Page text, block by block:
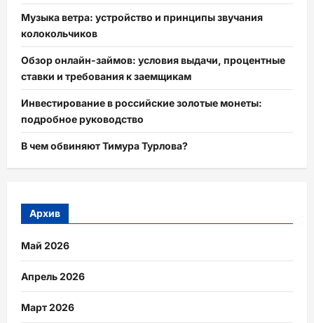
Музыка ветра: устройство и принципы звучания
колокольчиков
Обзор онлайн-займов: условия выдачи, процентные
ставки и требования к заемщикам
Инвестирование в российские золотые монеты:
подробное руководство
В чем обвиняют Тимура Турлова?
Архив
Май 2026
Апрель 2026
Март 2026